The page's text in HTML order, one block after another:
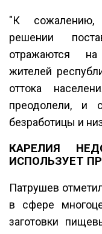
"К сожалению,
решении
отражаются
жителей
оттока
преодолели, и
безработицы и
КАРЕЛИЯ
ИСПОЛЬЗУЕТ
Патрушев
в сфере
заготовки